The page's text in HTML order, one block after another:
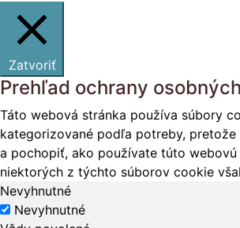
Zatvoriť
Prehľad ochrany
Táto webová stránka používa súbory
kategorizované podľa potreby,
a pochopiť, ako používate túto
niektorých z týchto súborov cookie
Nevyhnutné
Nevyhnutné